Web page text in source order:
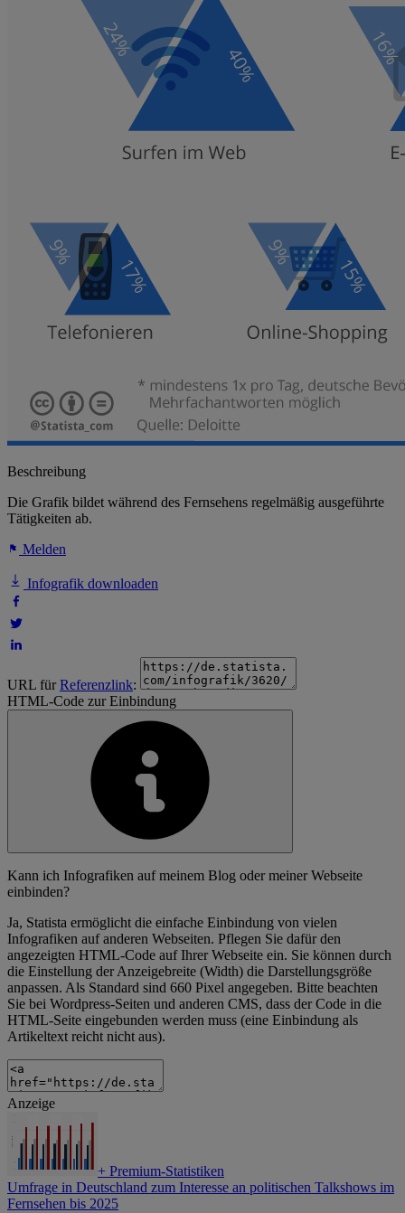
Beschreibung
Die Grafik bildet während des Fernsehens regelmäßig ausgeführte
Tätigkeiten ab.
Melden
Infografik downloaden
URL fürReferenzlink:
HTML-Code zur Einbindung
Kann ich Infografiken auf meinem Blog oder meiner Webseite
einbinden?
Ja, Statista ermöglicht die einfache Einbindung von vielen
Infografiken auf anderen Webseiten. Pflegen Sie dafür den
angezeigten HTML-Code auf Ihrer Webseite ein. Sie können durch
die Einstellung der Anzeigebreite (Width) die Darstellungsgröße
anpassen. Als Standard sind 660 Pixel angegeben. Bitte beachten
Sie bei Wordpress-Seiten und anderen CMS, dass der Code in die
HTML-Seite eingebunden werden muss (eine Einbindung als
Artikeltext reicht nicht aus).
Anzeige
+ Premium-Statistiken
Umfrage in Deutschland zum Interesse an politischen Talkshows im
Fernsehen bis 2025